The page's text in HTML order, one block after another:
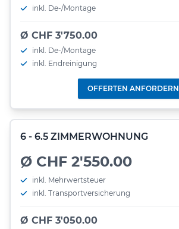
inkl. De-/Montage
Ø CHF 3'750.00
inkl. De-/Montage
inkl. Endreinigung
OFFERTEN ANFORDERN
6 - 6.5 ZIMMERWOHNUNG
Ø CHF 2'550.00
inkl. Mehrwertsteuer
inkl. Transportversicherung
Ø CHF 3'050.00